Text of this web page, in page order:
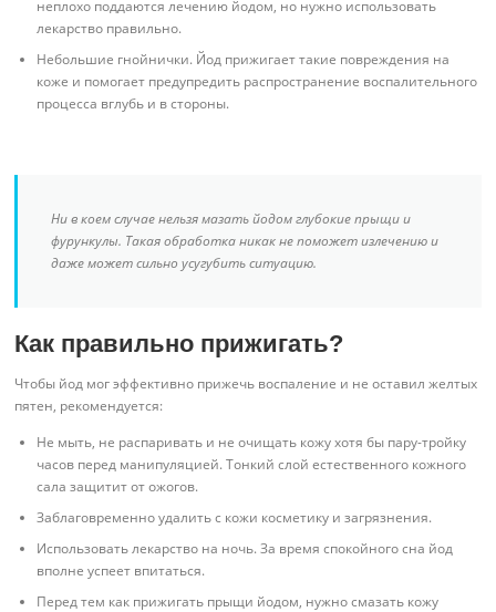
неплохо поддаются лечению йодом, но нужно использовать
лекарство правильно.
Небольшие гнойнички. Йод прижигает такие повреждения на
коже и помогает предупредить распространение воспалительного
процесса вглубь и в стороны.
Ни в коем случае нельзя мазать йодом глубокие прыщи и
фурункулы. Такая обработка никак не поможет излечению и
даже может сильно усугубить ситуацию.
Как правильно прижигать?
Чтобы йод мог эффективно прижечь воспаление и не оставил желтых
пятен, рекомендуется:
Не мыть, не распаривать и не очищать кожу хотя бы пару-тройку
часов перед манипуляцией. Тонкий слой естественного кожного
сала защитит от ожогов.
Заблаговременно удалить с кожи косметику и загрязнения.
Использовать лекарство на ночь. За время спокойного сна йод
вполне успеет впитаться.
Перед тем как прижигать прыщи йодом, нужно смазать кожу